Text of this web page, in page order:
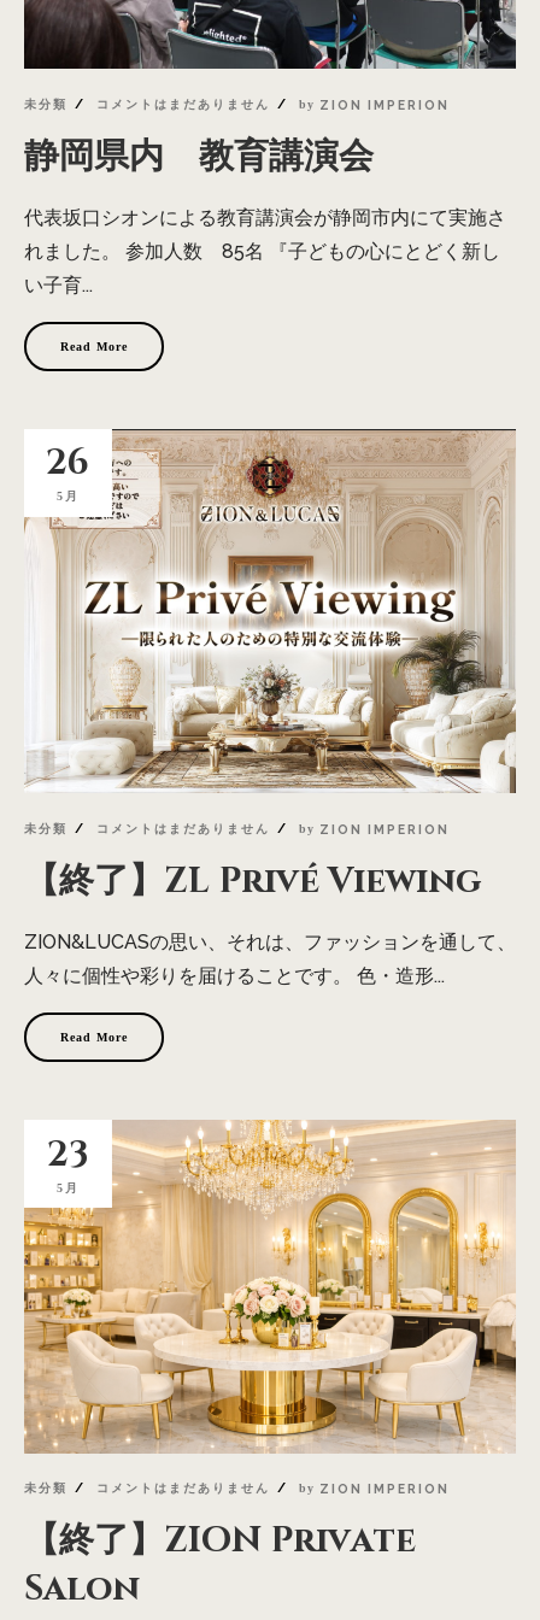
未分類 コメントはまだありません by ZION IMPERION
静岡県内 教育講演会
代表坂口シオンによる教育講演会が静岡市内にて実施さ
れました。 参加人数 85名 『子どもの心にとどく新し
い子育...
Read More
26
5月
未分類 コメントはまだありません by ZION IMPERION
【終了】ZL Privé Viewing
ZION&LUCASの思い、それは、ファッションを通して、
人々に個性や彩りを届けることです。 色・造形...
Read More
23
5月
未分類 コメントはまだありません by ZION IMPERION
【終了】ZION Private
Salon